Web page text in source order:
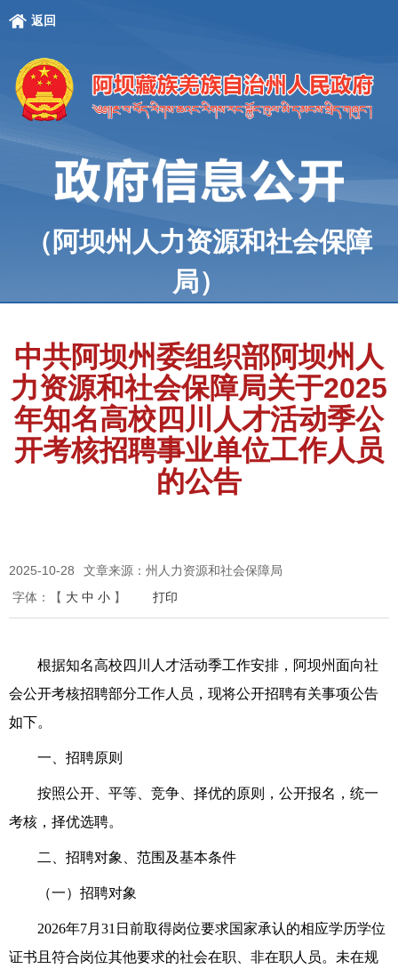
返回
（阿坝州人力资源和社会保障
局）
中共阿坝州委组织部阿坝州人
力资源和社会保障局关于2025
年知名高校四川人才活动季公
开考核招聘事业单位工作人员
的公告
2025-10-28
文章来源：州人力资源和社会保障局
字体：
【 大 中 小 】 打印
根据知名高校四川人才活动季工作安排 ， 阿坝州面向社
会公开考核招聘部分工作人员，现将公开招聘有关事项公告
如下。
一、招聘原则
按照公开、平等、竞争、择优的原则，公开报名，统一
考核 ，择优选聘。
二、招聘对象、范围 及基本条件
（一）招聘对象
2026年7月31日前取得岗位要求国家承认的相应学历学位
证书 且 符合岗位其他要求的社会在职、非在职人员。未在规